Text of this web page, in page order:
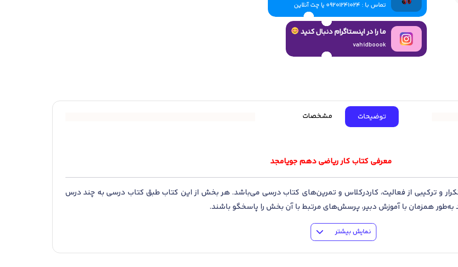
تماس با : 09201241024 یا چت آنلاین
ما را در اینستاگرام دنبال کنید
vahidboook
توضیحات مشخصات
معرفی کتاب کار ریاضی دهم جویامجد
و ترکیبی از فعالیت، کاردرکلاس و تمرین‌‌های کتاب درسی می‌‌باشد. هر بخش از این کتاب طبق کتاب درسی به چند درس
همزمان با آموزش دبیر، پرسش‌‌های مرتبط با آن بخش را پاسخگو باشند.
پاسخنامه می‌‌باشد و باتوجه‌‌به آموزش دبیر و میزان یادگیری در کلاس درس دانش‌‌آموزان می‌‌توانند پاسخگوی سؤال‌‌های
کامل کردنی و چهارگزینه‌‌ای می‌‌باشد و در ادامه پرسش‌‌های متنوع در سطح کتاب درسی طراحی شده است. در پایان هر
نمایش بیشتر